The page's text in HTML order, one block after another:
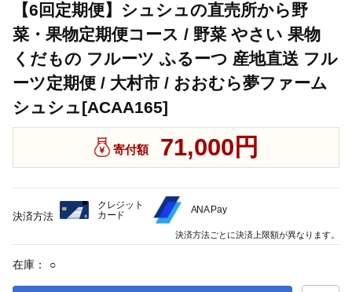
【6回定期便】シュシュの直売所から野
菜・果物定期便コース / 野菜 やさい 果物
くだもの フルーツ ふるーつ 産地直送 フル
ーツ定期便 / 大村市 / おおむら夢ファーム
シュシュ[ACAA165]
寄付額 71,000円
在庫： ○
決済方法
クレジット
カード
ANA Pay
決済方法ごとに決済上限額が異なります。